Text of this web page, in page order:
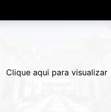
Clique aqui para visualizar